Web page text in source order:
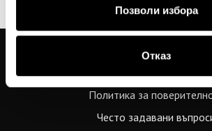
Позволи избора
Отказ
Общи условия
Политика за
Често задавани